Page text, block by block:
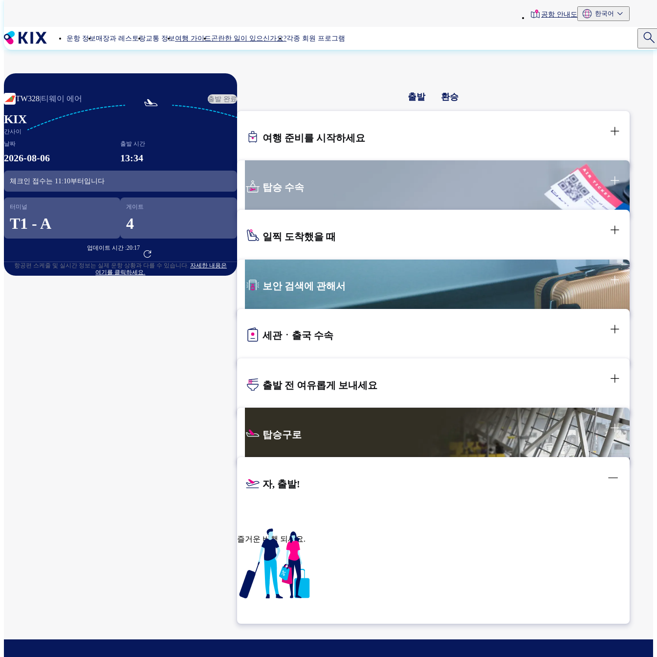
콘
텐
츠
너
기
toolbar공항 안내도 한국어
운항 정보매장과 레스토랑교통 정보여행 가이드곤란한 일이 있으신가요?각종 회원 프로그램
TW328|티웨이 에어 출발 완료
KIX
간사이

날짜
2026-08-06
출발 시간
13:34
체크인 접수는 11:10부터입니다
터미널
T1 - A
게이트
4
업데이트 시간 :20:17
항공편 예약하기
항공편 스케줄 및 실시간 정보는 실제 운항 상황과 다를 수 있습니다. 자세한 내용은
여기를 클릭하세요.
출발 환승
여행 준비를 시작하세요
탑승 수속
일찍 도착했을 때
보안 검색에 관해서
세관ㆍ출국 수속
출발 전 여유롭게 보내세요
탑승구로
자, 출발!
즐거운 비행 되세요.